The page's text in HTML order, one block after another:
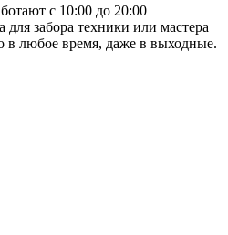
с 10:00 до 20:00
забора техники или мастера
в любое время, даже в выходные.